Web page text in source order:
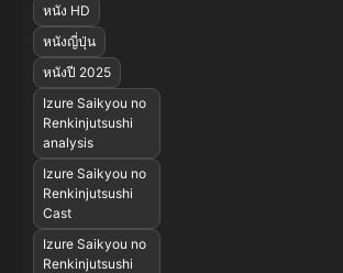
หนัง HD
หนังญี่ปุ่น
หนังปี 2025
Izure Saikyou no
Renkinjutsushi
analysis
Izure Saikyou no
Renkinjutsushi
Cast
Izure Saikyou no
Renkinjutsushi